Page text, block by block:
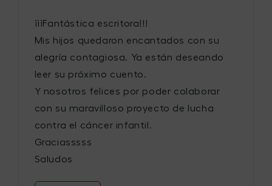
¡¡¡Fantástica escritora!!!
Mis hijos quedaron encantados con su
alegría contagiosa. Ya están deseando
leer su próximo cuento.
Y nosotros felices por poder colaborar
con su maravilloso proyecto de lucha
contra el cáncer infantil.
Graciasssss
Saludos